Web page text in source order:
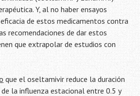
Y, al no haber ensayos
de estos medicamentos contra
recomendaciones de dar estos
que extrapolar de estudios con
que el oseltamivir reduce la duración
la influenza estacional entre 0.5 y